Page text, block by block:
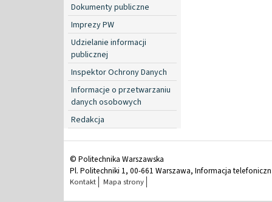
Dokumenty publiczne
Imprezy PW
Udzielanie informacji
publicznej
Inspektor Ochrony Danych
Informacje o przetwarzaniu
danych osobowych
Redakcja
© Politechnika Warszawska
Pl. Politechniki 1, 00-661 Warszawa, Informacja
Kontakt Mapa strony